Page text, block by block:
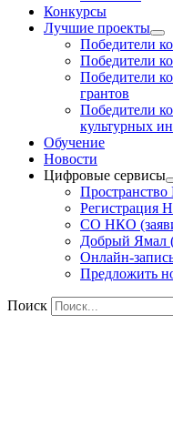
Конкурсы
Лучшие проекты
Победители
Победители
Победители
грантов
Победители
культурных
Обучение
Новости
Цифровые сервисы
Регистрация
СО НКО
Добрый Ямал
Онлайн-
Предложить
Поиск